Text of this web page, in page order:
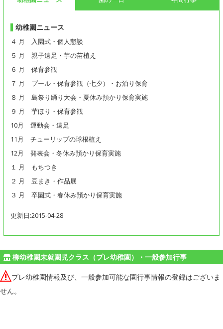
幼稚園ニュース
４ 月 入園式・個人懇談
５ 月 親子遠足・芋の苗植え
６ 月 保育参観
７ 月 プール・保育参観（七夕）・お泊り保育
８ 月 島祭り踊り大会・夏休み預かり保育実施
９ 月 芋ほり・保育参観
10月 運動会・遠足
11月 チューリップの球根植え
12月 発表会・冬休み預かり保育実施
１ 月 もちつき
２ 月 豆まき・作品展
３ 月 卒園式・春休み預かり保育実施
更新日:2015-04-28
柳幼稚園未就園児クラス（プレ幼稚園）・一般参加行事
プレ幼稚園情報及び、一般参加可能な園行事情報の登録はございま
せん。